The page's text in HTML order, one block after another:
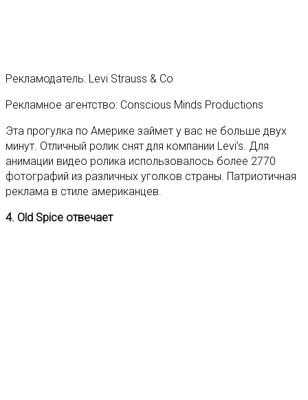
Рекламодатель: Levi Strauss & Co
Рекламное агентство: Conscious Minds Productions
Эта прогулка по Америке займет у вас не больше двух
минут. Отличный ролик снят для компании Levi’s. Для
анимации видео ролика использовалось более 2770
фотографий из различных уголков страны. Патриотичная
реклама в стиле американцев.
4. Old Spice отвечает